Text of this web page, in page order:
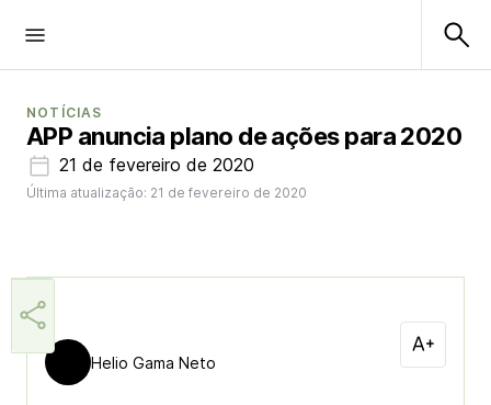
NOTÍCIAS
APP anuncia plano de ações para 2020
21 de fevereiro de 2020
Última atualização: 21 de fevereiro de 2020
Helio Gama Neto